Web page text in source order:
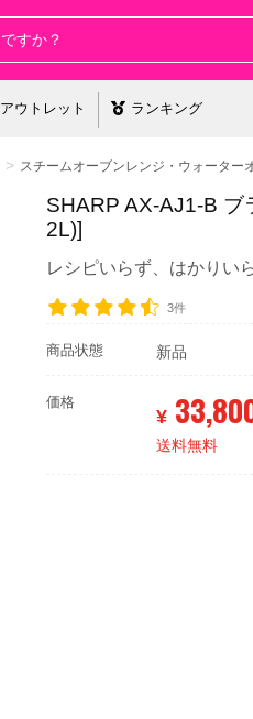
アウトレット ランキング
スチームオーブンレンジ・ウォーター
SHARP AX-AJ1-B ブ
2L)]
レシピいらず、はかりい
3件
商品状態 新品
価格
¥
送料無料